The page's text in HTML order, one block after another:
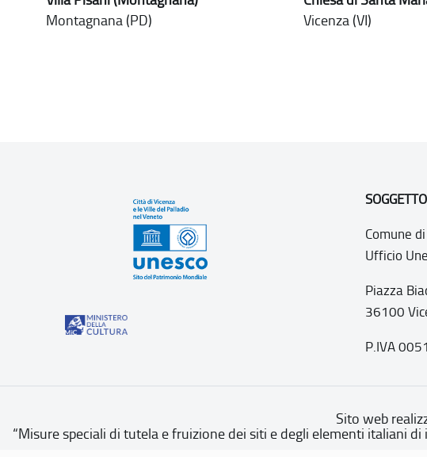
Montagnana (PD) Vicenza (VI)
Comune
Ufficio
Piazza
36100
P.IVA
Sito web
“Misure speciali di tutela e fruizione dei siti e degli elementi italiani